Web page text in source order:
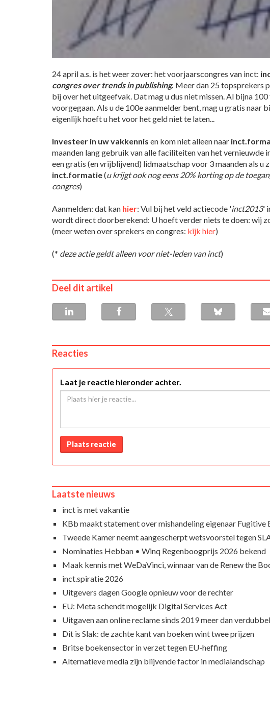
24 april a.s. is het weer zover: het voorjaarscongres van inct:
congres over trends in publishing. Meer dan 25 topsprekers
bij over het uitgeefvak. Dat mag u dus niet missen. Al bijna
voorgegaan. Als u de 100e aanmelder bent, mag u gratis naar
eigenlijk hoeft u het voor het geld niet te laten...
Investeer in uw vakkennis en kom niet alleen naar
maanden lang gebruik van alle faciliteiten van het vernieuwde
een gratis (en vrijblijvend) lidmaatschap voor 3 maanden als u
inct.formatie(u krijgt ook nog eens 20% korting op de
congres)
Aanmelden: dat kan hier: Vul bij het veld actiecode 'inct2013'
wordt direct doorberekend: U hoeft verder niets te doen: wij
(meer weten over sprekers en congres: kijk hier)
(* deze actie geldt alleen voor niet-leden van inct)
Deel dit artikel
Reacties
Laat je reactie hieronder achter.
Plaats reactie
Laatste nieuws
inct is met vakantie
KBb maakt statement over mishandeling eigenaar Fugitive
Tweede Kamer neemt aangescherpt wetsvoorstel tegen
Nominaties Hebban • Winq Regenboogprijs 2026 bekend
Maak kennis met WeDaVinci, winnaar van de Renew the
inct.spiratie 2026
Uitgevers dagen Google opnieuw voor de rechter
EU: Meta schendt mogelijk Digital Services Act
Uitgaven aan online reclame sinds 2019 meer dan
Dit is Slak: de zachte kant van boeken wint twee prijzen
Britse boekensector in verzet tegen EU-heffing
Alternatieve media zijn blijvende factor in medialandschap